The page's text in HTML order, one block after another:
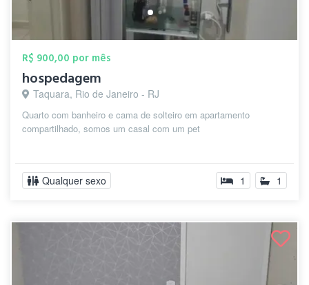
R$ 900,00 por mês
hospedagem
Taquara, Rio de Janeiro - RJ
Quarto com banheiro e cama de solteiro em apartamento
compartilhado, somos um casal com um pet
Qualquer sexo 1 1